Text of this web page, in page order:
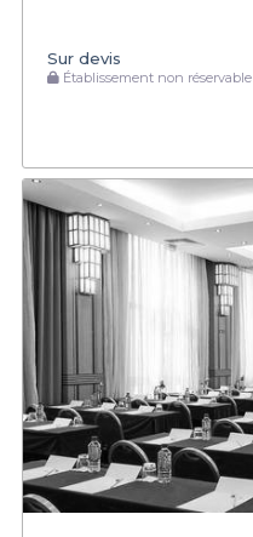
Sur devis
Établissement non réservable